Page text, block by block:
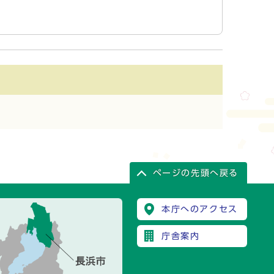
ページの先頭へ戻る
本庁へのアクセス
庁舎案内